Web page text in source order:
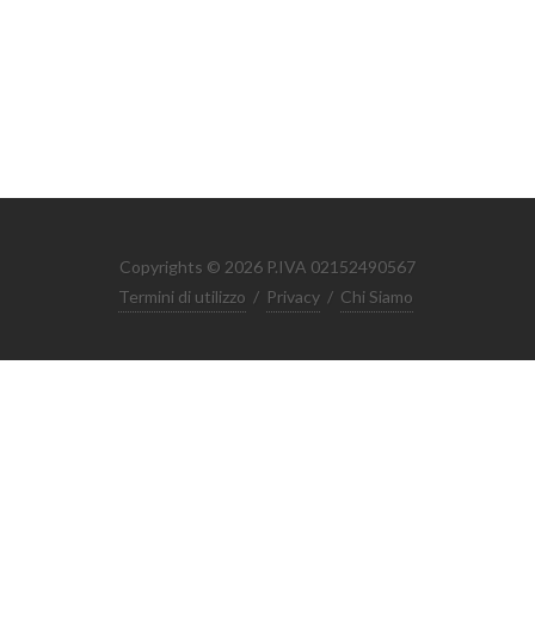
Copyrights © 2026 P.IVA 02152490567
Termini di utilizzo / Privacy / Chi Siamo